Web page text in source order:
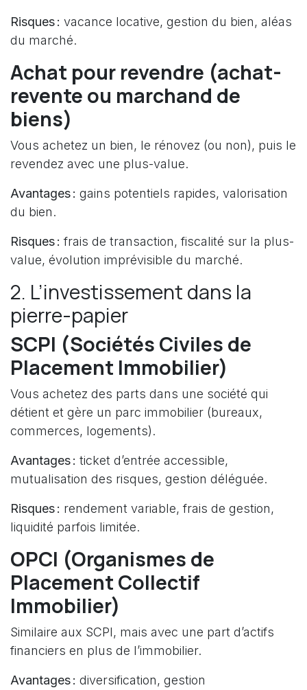
Risques : vacance locative, gestion du bien, aléas
du marché.
Achat pour revendre (achat-
revente ou marchand de
biens)
Vous achetez un bien, le rénovez (ou non), puis le
revendez avec une plus-value.
Avantages : gains potentiels rapides, valorisation
du bien.
Risques : frais de transaction, fiscalité sur la plus-
value, évolution imprévisible du marché.
2. L’investissement dans la
pierre-papier
SCPI (Sociétés Civiles de
Placement Immobilier)
Vous achetez des parts dans une société qui
détient et gère un parc immobilier (bureaux,
commerces, logements).
Avantages : ticket d’entrée accessible,
mutualisation des risques, gestion déléguée.
Risques : rendement variable, frais de gestion,
liquidité parfois limitée.
OPCI (Organismes de
Placement Collectif
Immobilier)
Similaire aux SCPI, mais avec une part d’actifs
financiers en plus de l’immobilier.
Avantages : diversification, gestion